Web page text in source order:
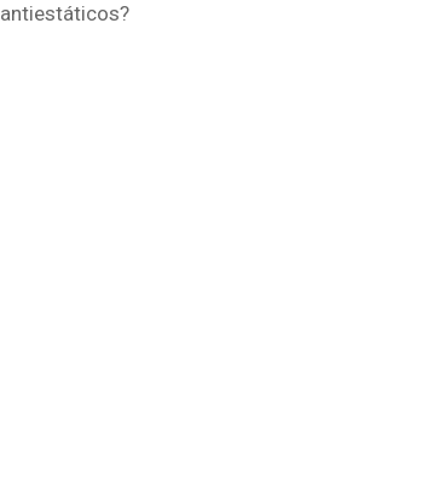
antiestáticos?